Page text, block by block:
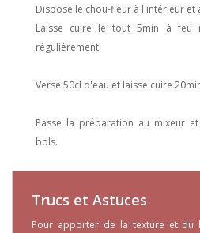
Dispose le chou-fleur à l'intérieur et
Laisse cuire le tout 5min à feu
régulièrement.
Verse 50cl d'eau et laisse cuire
Passe la préparation au mixeur
bols.
Trucs et Astuces
Pour apporter de la texture et du